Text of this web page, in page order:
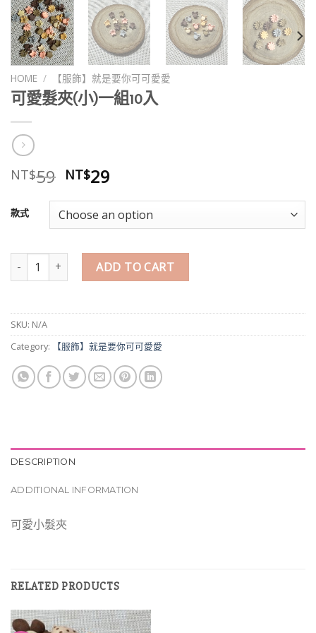
HOME / 【服飾】就是要你可可愛愛
可愛髮夾(小)一組10入
NT$59 NT$29
款式
可愛髮夾(小)一組10入 quantity
ADD TO CART
SKU: N/A
Category:
【服飾】就是要你可可愛愛
DESCRIPTION
ADDITIONAL INFORMATION
可愛小髮夾
RELATED PRODUCTS